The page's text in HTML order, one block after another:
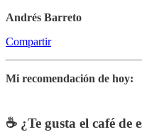
Andrés Barreto
Compartir
Mi recomendación de hoy:
☕️ ¿Te gusta el café de